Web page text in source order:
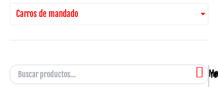
Carros de mandado